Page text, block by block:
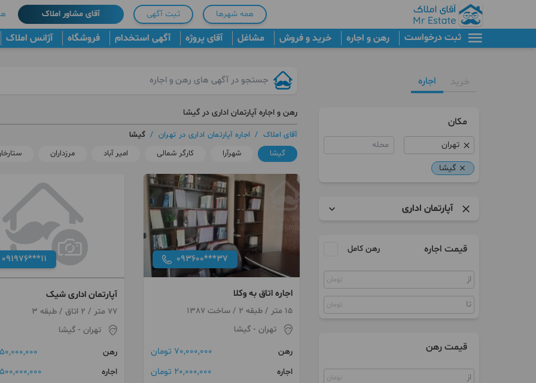
همه شهرها ثبت آگهی آقای مشاور املاک
ثبت درخواست رهن و اجاره خرید و فروش مشاغل آقای پروژه آگهی استخدام فروشگاه آژانس املاک
خرید اجاره
مکان
محله
گیشا
آپارتمان اداری
کلنگی
ویلا
آپارتمان اداری
مغازه
قیمت اجاره رهن کامل
تومان
تومان
قیمت رهن
تومان
رهن و اجاره آپارتمان اداری در گیشا
آقای املاک / اجاره آپارتمان اداری در تهران / گیشا
گیشا
شهرآرا کارگر شمالی امیر آباد مرزداران
093600***37
اجاره اتاق به وکلا
15 متر / طبقه 2 / ساخت 1387
تهران - گیشا
رهن
70,000,000 تومان
اجاره 20,000,000 تومان
091976***11
آپارتمان اداری شیک
77 متر / 2 اتاق / طبقه 3
تهران- گیشا
رهن
50,000,000
اجاره 500,000,000